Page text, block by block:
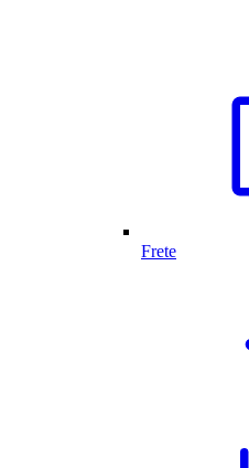
Frete